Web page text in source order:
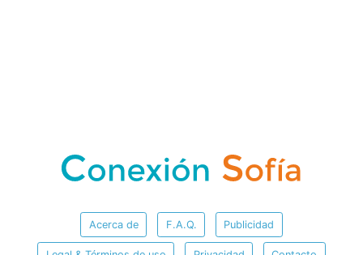
Acerca de F.A.Q. Publicidad